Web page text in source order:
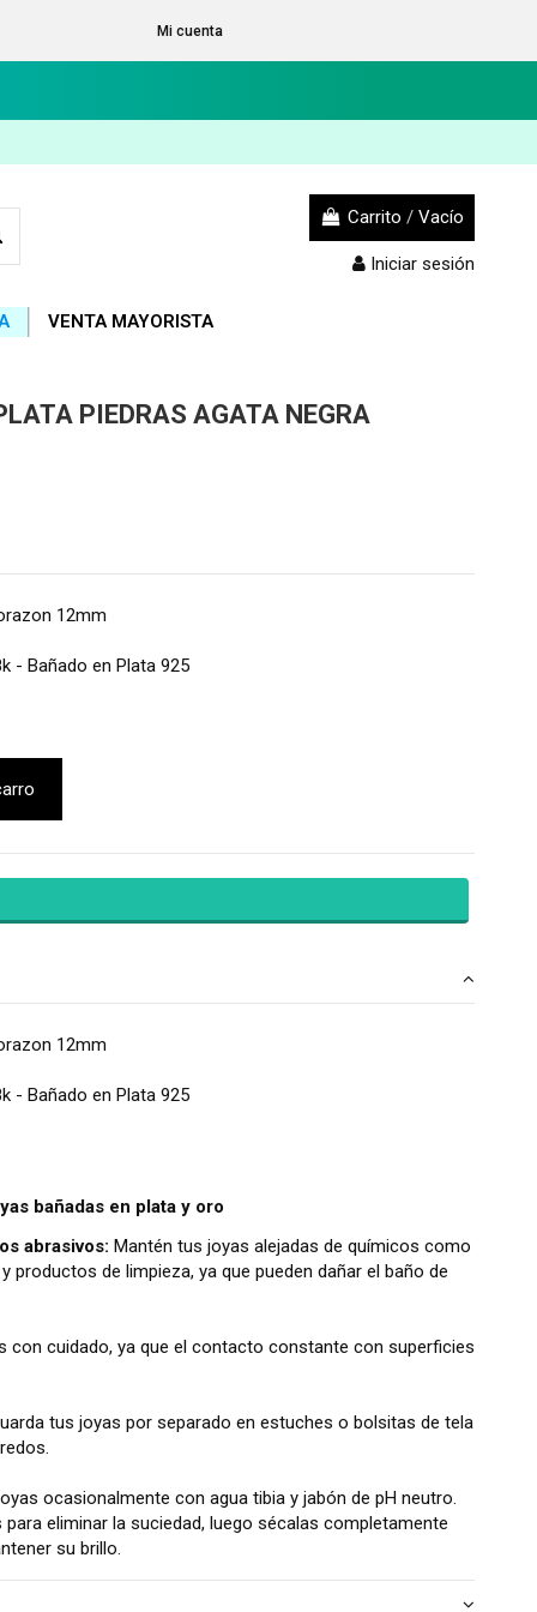
Mi cuenta
Carrito / Vacío
Iniciar sesión
VENTA MAYORISTA
PIEDRAS AGATA NEGRA
12mm
- Bañado en Plata 925
12mm
- Bañado en Plata 925
bañadas en plata y oro
abrasivos: Mantén tus joyas alejadas de químicos como
productos de limpieza, ya que pueden dañar el baño de
con cuidado, ya que el contacto constante con superficies
tus joyas por separado en estuches o bolsitas de tela
ocasionalmente con agua tibia y jabón de pH neutro.
eliminar la suciedad, luego sécalas completamente
su brillo.